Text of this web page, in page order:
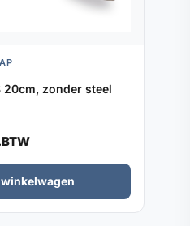
20cm, zonder steel
winkelwagen